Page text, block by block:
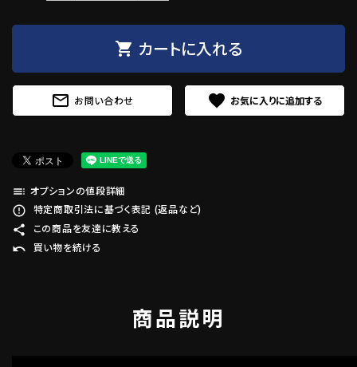
shopping_cart カートに入れる
mail_outline お問い合わせ favorite
toc オプションの値段詳細
error_outline 特定商取引法に基づく表記 (返品など)
share この商品を友達に教える
undo 買い物を続ける
商品説明